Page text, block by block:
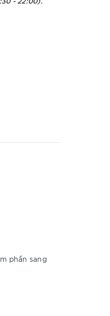
phần sang